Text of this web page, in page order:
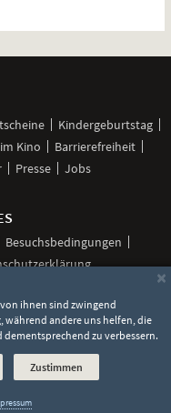
Kindergeburtstag
Kino
Barrierefreiheit
Presse Jobs
Besuchsbedingungen
bei
YouTube
Unser
bei
WhatsApp
×
ihnen sind zwingend
andere uns helfen, die
dementsprechend zu verbessern.
Zustimmen